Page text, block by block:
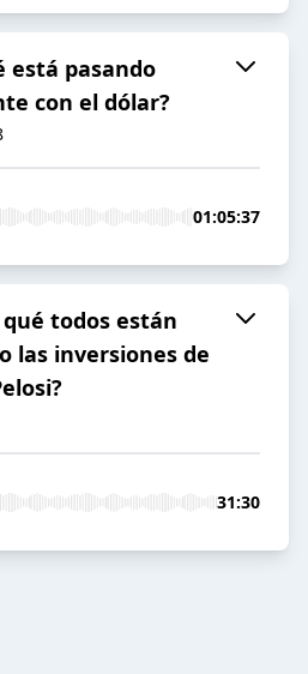
está pasando
con el dólar?
01:05:37
qué todos están
las inversiones de
31:30